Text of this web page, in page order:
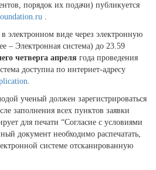
порядок их подачи) публикуется
.
в электронном виде через электронную
– Электронная система) до 23.59
четверга апреля года проведения
доступна по интернет-адресу
.
ученый должен зарегистрироваться
заполнения всех пунктов заявки
для печати “Согласие с условиями
документ необходимо распечатать,
системе отсканированную